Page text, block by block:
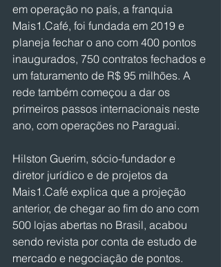
em operação no país, a franquia
Mais1.Café, foi fundada em 2019 e
planeja fechar o ano com 400 pontos
inaugurados, 750 contratos fechados e
um faturamento de R$ 95 milhões. A
rede também começou a dar os
primeiros passos internacionais neste
ano, com operações no Paraguai.
Hilston Guerim, sócio-fundador e
diretor jurídico e de projetos da
Mais1.Café explica que a projeção
anterior, de chegar ao fim do ano com
500 lojas abertas no Brasil, acabou
sendo revista por conta de estudo de
mercado e negociação de pontos.